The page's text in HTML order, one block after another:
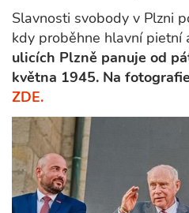
Slavnosti svobody v Plzni
kdy proběhne hlavní pietní
ulicích Plzně panuje od
května 1945. Na
ZDE.